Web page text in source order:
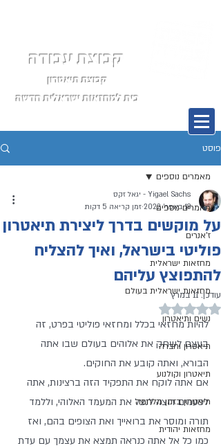
קבוצת עבודה
קבוצת תיאטרון
בית למחזאות ישראלית חדשה
תפריט
פוסט
מאמרים נוספים
ז'אנרים
מחזאות ישראלית
מחזאות ישראלית בעולם
נשים ותיאטרון
תיאטרון וחברה
תיאטרון וקולנוע
תיאטרון בזמן מלחמה
מחזאות יהודית
מאמרים נוספים
על מוקשים בדרך ליצירת תיאטרון
פוליטי בישראל, ואיך להצליח
להתפוצץ עליהם
Yigael Sachs - יגאל זקס
18 באפר׳ 2022
זמן קריאה 5 דקות
עודכן:11 במרץ
דירוג של NaN מתוך 5 כוכבים
להיות מחזאי בכלל ומחזאי פוליטי בפרט, זה
בעצם לשחק את אלוהים בעולם שבו אתה
הבורא, ואתה קובע את החוקים.
אם אתה לוקח את התפקיד הזה ברצינות, אתה
לפעמים רוצה לנצל את המעמד האלוהי, וללמד
תורה ומוסר את ברואייך ואת הצופים בהם, ואז
כמו כל אל אתה כנראה תמצא את עצמך עם עדת